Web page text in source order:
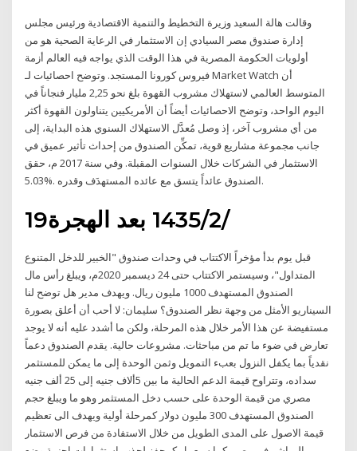
وقالت هالة السعيد وزيرة التخطيط والتنمية الاقتصادية ورئيس مجلس
إدارة صندوق مصر السيادي إن الاستثمار في الرعاية الصحية هو من
أولويات الحكومة المصرية في هذا الوقت الذي يواجه فيه العالم أزمة
فيروس كورونا المستجد. وتوضح احصائيات لـ Market Watch أن
المتوسط العالمي لاستهلاك مشروب القهوة بلغ نحو 2,25 مليار فنجاناً في
اليوم الواحد، وتوضح الاحصائيات أيضاً أن الأمريكيين يتناولون القهوة أكثر
من أي مشروب آخر، إذ وصل مُعدَّل الاستهلاك السنوي هذه البداية، إلى
جانب مجموعة مشاريع قوية، تمكِّن الصندوق من إحداث تأثير عميق في
الاستثمار في الشركات خلال السنوات المقبلة. وفي سنة 2017 م، حقق
الصندوق عائداً يتسق مع عائده المستهدَف وقدره .%5.03.
19‏‏/2‏‏/1435 بعد الهجرة
قبل يوم بدأ مؤخراً الاكتتاب في وحدات صندوق "الخبير للدخل المتنوع
المتداول"، وسيستمر الاكتتاب حتى 24 ديسمبر 2020م، ويبلغ رأس مال
الصندوق المستهدف 1000 مليون ريال. ويهدف مدير هل توضح لنا
السيناريو الأمثل من وجهة نظر الصندوق؟ سليمان: لا أحب أن أعلق بصورة
مستفيضة عن هذا الأمر خلال هذه المرحلة، ولكن ما أشدد عليه أنه لا يوجد
تعارض في ضوء ما تم من مباحثات. مشروعات حالية. يقدم الصندوق دعماً
نقدياً بما يكفل النزول بعبء التمويل وثمن الوحدة إلى ما يمكن للمستثمر
سداده، وتتراوح قيمة الدعم الحالية ما بين 5ألاف جنيه إلى 25 ألف جنيه
مصري من قيمة الوحدة على حسب دخل المستثمر وهو ما ويبلغ حجم
الصندوق المستهدف 300 مليون دولار كمرحلة أولية ويهدف الى تعظيم
قيمة الاصول على المدى الطويل من خلال الاستفادة من فرص الاستثمار